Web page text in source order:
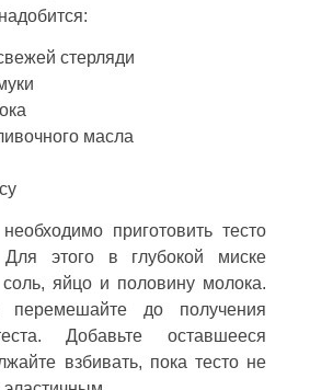
стерляди
масла
приготовить тесто
Для этого в глубокой миске
соль, яйцо и половину молока.
перемешайте до получения
Добавьте оставшееся
взбивать, пока тесто не